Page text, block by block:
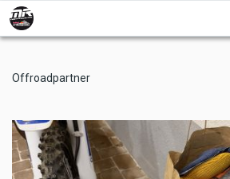
Skip
to
main
Offroadpartner